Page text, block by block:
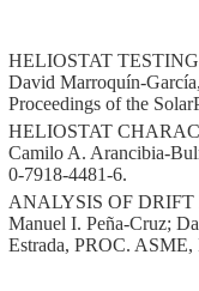
HELIOSTAT
David Marroquín-
Proceedings of the
HELIOSTAT
Camilo A. Arancibia-
0-7918-4481-6.
ANALYSIS OF DRIFT
Manuel I. Peña-Cruz;
Estrada, PROC.